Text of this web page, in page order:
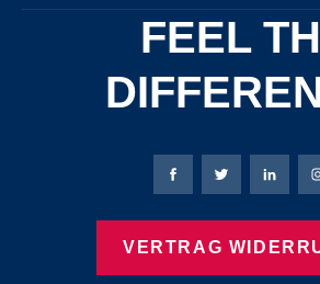
FEEL
Bierbaum-Bierbaum-
VERTRAG